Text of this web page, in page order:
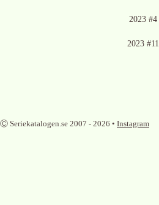
2023 #4
2023 #11
Ⓒ Seriekatalogen.se 2007 - 2026 • Instagram